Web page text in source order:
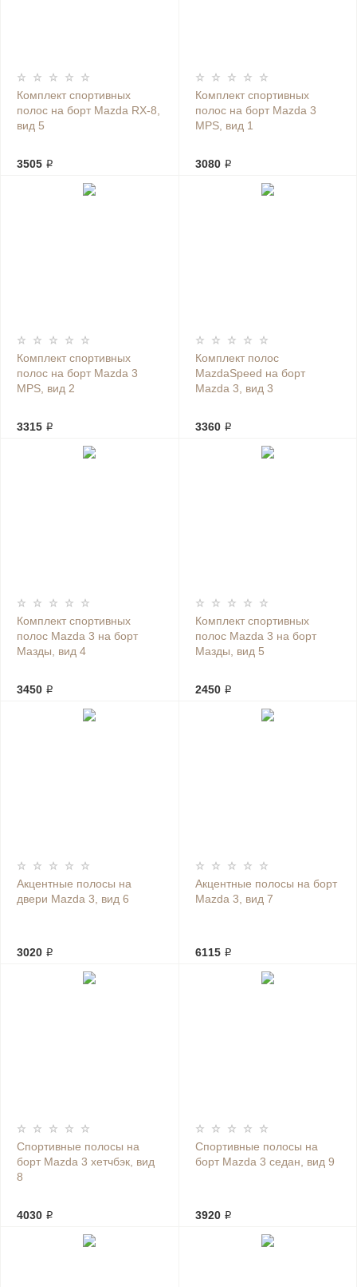
Комплект спортивных
полос на борт Mazda RX-8,
вид 5
3505 ₽
Комплект спортивных
полос на борт Mazda 3
MPS, вид 1
3080 ₽
Комплект спортивных
полос на борт Mazda 3
MPS, вид 2
3315 ₽
Комплект полос
MazdaSpeed на борт
Mazda 3, вид 3
3360 ₽
Комплект спортивных
полос Mazda 3 на борт
Мазды, вид 4
3450 ₽
Комплект спортивных
полос Mazda 3 на борт
Мазды, вид 5
2450 ₽
Акцентные полосы на
двери Mazda 3, вид 6
3020 ₽
Акцентные полосы на борт
Mazda 3, вид 7
6115 ₽
Спортивные полосы на
борт Mazda 3 хетчбэк, вид
8
4030 ₽
Спортивные полосы на
борт Mazda 3 седан, вид 9
3920 ₽